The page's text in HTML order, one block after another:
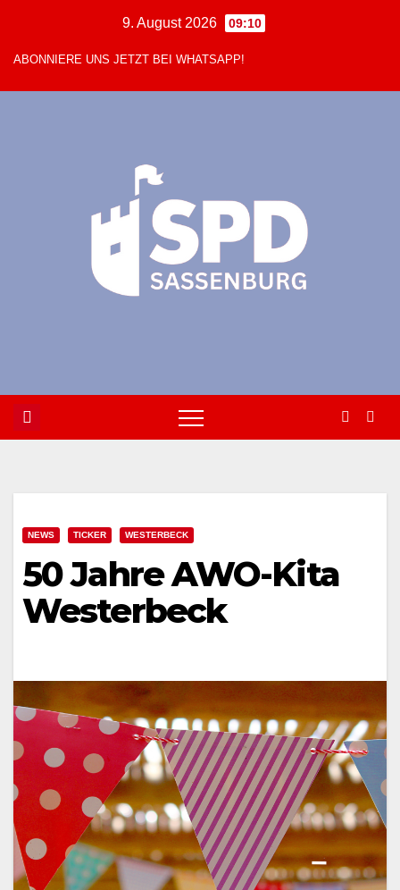
springen
9. August 2026 09:10
ABONNIERE UNS JETZT BEI WHATSAPP!
NEWS TICKER WESTERBECK
50 Jahre AWO-Kita
Westerbeck